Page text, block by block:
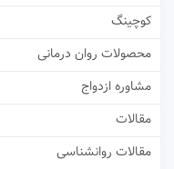
کوچینگ
محصولات روان درمانی
مشاوره ازدواج
مقالات
مقالات روانشناسی